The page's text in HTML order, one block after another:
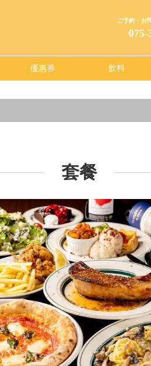
ご予約・お
075-
優惠券 飲料
套餐